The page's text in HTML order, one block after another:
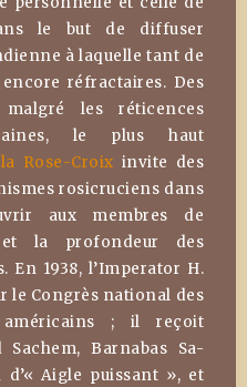
le but de diffuser
à laquelle tant de
réfractaires. Des
les réticences
le plus haut
Rose-Croix invite des
rosicruciens dans
aux membres de
et la profondeur des
1938, l’Imperator H.
le Congrès national des
; il reçoit
Barnabas Sa-
Aigle puissant », et